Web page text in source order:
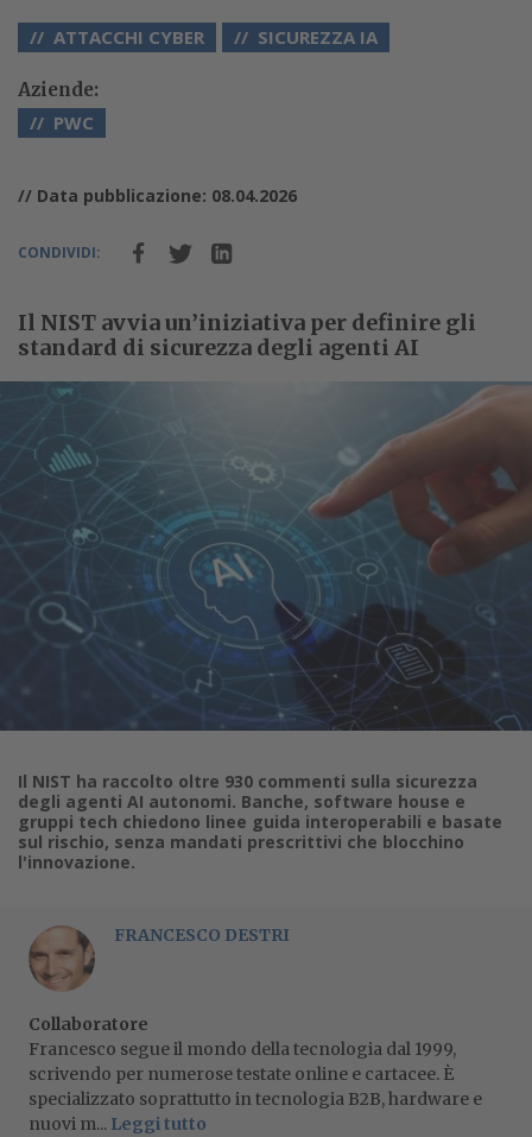
ATTACCHI CYBER SICUREZZA IA
Aziende:
PWC
// Data pubblicazione: 08.04.2026
CONDIVIDI:
Il NIST avvia un’iniziativa per definire gli
standard di sicurezza degli agenti AI
Il NIST ha raccolto oltre 930 commenti sulla sicurezza
degli agenti AI autonomi. Banche, software house e
gruppi tech chiedono linee guida interoperabili e basate
sul rischio, senza mandati prescrittivi che blocchino
l'innovazione.
FRANCESCO DESTRI
Collaboratore
Francesco segue il mondo della tecnologia dal 1999,
scrivendo per numerose testate online e cartacee. È
specializzato soprattutto in tecnologia B2B, hardware e
nuovi m... Leggi tutto